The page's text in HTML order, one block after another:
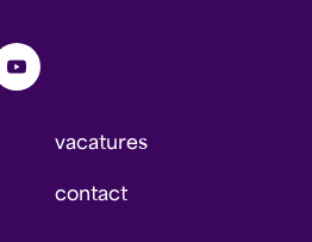
vacatures
contact